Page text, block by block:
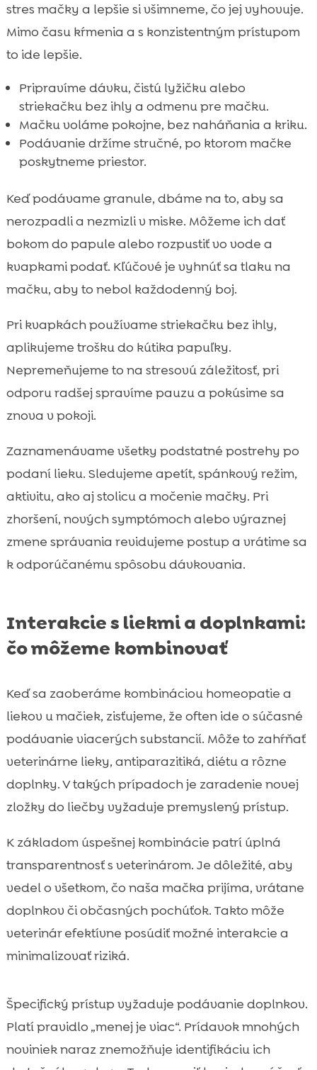
stres mačky a lepšie si všimneme, čo jej vyhovuje.
Mimo času kŕmenia a s konzistentným prístupom
to ide lepšie.
Pripravíme dávku, čistú lyžičku alebo
striekačku bez ihly a odmenu pre mačku.
Mačku voláme pokojne, bez naháňania a kriku.
Podávanie držíme stručné, po ktorom mačke
poskytneme priestor.
Keď podávame granule, dbáme na to, aby sa
nerozpadli a nezmizli v miske. Môžeme ich dať
bokom do papule alebo rozpustiť vo vode a
kvapkami podať. Kľúčové je vyhnúť sa tlaku na
mačku, aby to nebol každodenný boj.
Pri kvapkách používame striekačku bez ihly,
aplikujeme trošku do kútika papuľky.
Nepremeňujeme to na stresovú záležitosť, pri
odporu radšej spravíme pauzu a pokúsime sa
znova v pokoji.
Zaznamenávame všetky podstatné postrehy po
podaní lieku. Sledujeme apetít, spánkový režim,
aktivitu, ako aj stolicu a močenie mačky. Pri
zhoršení, nových symptómoch alebo výraznej
zmene správania revidujeme postup a vrátime sa
k odporúčanému spôsobu dávkovania.
Interakcie s liekmi a doplnkami:
čo môžeme kombinovať
Keď sa zaoberáme kombináciou homeopatie a
liekov u mačiek, zisťujeme, že often ide o súčasné
podávanie viacerých substancií. Môže to zahŕňať
veterinárne lieky, antiparazitiká, diétu a rôzne
doplnky. V takých prípadoch je zaradenie novej
zložky do liečby vyžaduje premyslený prístup.
K základom úspešnej kombinácie patrí úplná
transparentnosť s veterinárom. Je dôležité, aby
vedel o všetkom, čo naša mačka prijíma, vrátane
doplnkov či občasných pochúťok. Takto môže
veterinár efektívne posúdiť možné interakcie a
minimalizovať riziká.
Špecifický prístup vyžaduje podávanie doplnkov.
Platí pravidlo „menej je viac“. Prídavok mnohých
noviniek naraz znemožňuje identifikáciu ich